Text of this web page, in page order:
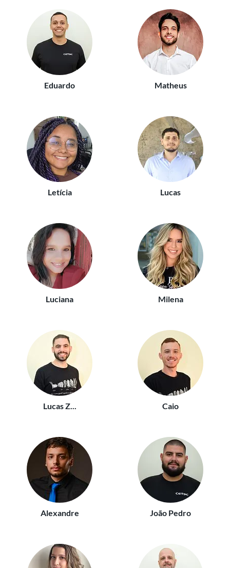
Eduardo Matheus
Letícia Lucas
Luciana Milena
Lucas Z... Caio
Alexandre João Pedro